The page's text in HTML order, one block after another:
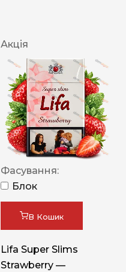
Акція
Фасування:
Блок
В Кошик
Lifa Super Slims
Strawberry —